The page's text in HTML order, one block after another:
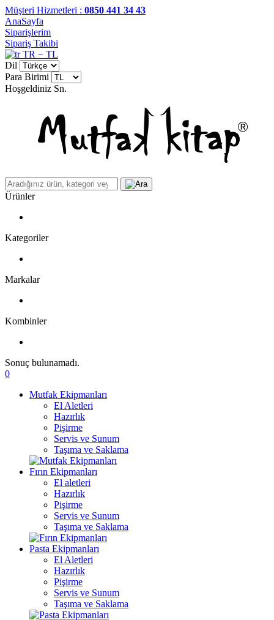
Müşteri Hizmetleri : 0850 441 34 43
AnaSayfa
Siparişlerim
Sipariş Takibi
TR − TL
Dil
Para Birimi
Hoşgeldiniz Sn.
Ürünler
Kategoriler
Markalar
Kombinler
Sonuç bulunamadı.
0
Mutfak Ekipmanları
El Aletleri
Hazırlık
Pişirme
Servis ve Sunum
Taşıma ve Saklama
Fırın Ekipmanları
El aletleri
Hazırlık
Pişirme
Servis ve Sunum
Taşıma ve Saklama
Pasta Ekipmanları
El Aletleri
Hazırlık
Pişirme
Servis ve Sunum
Taşıma ve Saklama